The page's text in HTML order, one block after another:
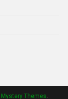
Mystery Themes